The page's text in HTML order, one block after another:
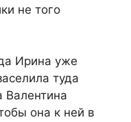
не того
Ирина уже
туда
Валентина
она к ней в